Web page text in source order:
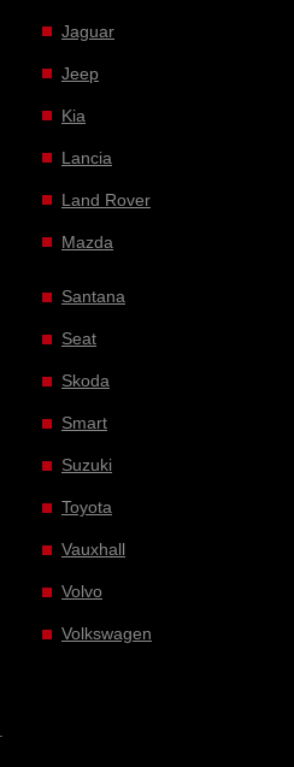
Jaguar
Jeep
Kia
Lancia
Land Rover
Mazda
Santana
Seat
Skoda
Smart
Suzuki
Toyota
Vauxhall
Volvo
Volkswagen